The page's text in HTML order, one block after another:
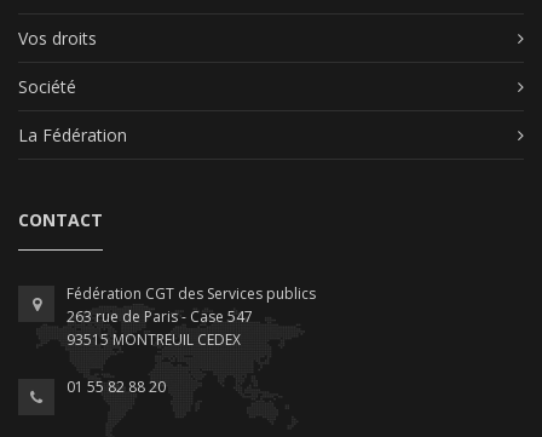
Vos droits
Société
La Fédération
CONTACT
Fédération CGT des Services publics
263 rue de Paris - Case 547
93515 MONTREUIL CEDEX
01 55 82 88 20